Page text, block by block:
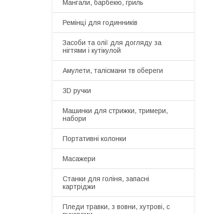
Мангали, барбекю, гриль
Ремінці для годинників
Засоби та олії для догляду за
нігтями і кутікулой
Амулети, талісмани тв обереги
3D ручки
Машинки для стрижки, тримери,
набори
Портативні колонки
Масажери
Станки для голіня, запасні
картріджи
Пледи травки, з вовни, хутрові, с